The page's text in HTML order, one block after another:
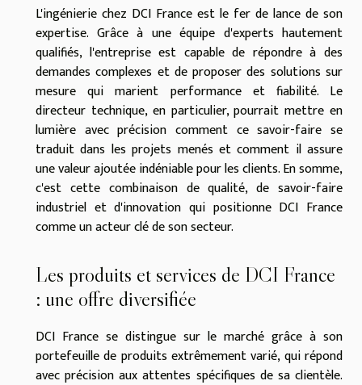
L'ingénierie chez DCI France est le fer de lance de son
expertise. Grâce à une équipe d'experts hautement
qualifiés, l'entreprise est capable de répondre à des
demandes complexes et de proposer des solutions sur
mesure qui marient performance et fiabilité. Le
directeur technique, en particulier, pourrait mettre en
lumière avec précision comment ce savoir-faire se
traduit dans les projets menés et comment il assure
une valeur ajoutée indéniable pour les clients. En somme,
c'est cette combinaison de qualité, de savoir-faire
industriel et d'innovation qui positionne DCI France
comme un acteur clé de son secteur.
Les produits et services de DCI France
: une offre diversifiée
DCI France se distingue sur le marché grâce à son
portefeuille de produits extrêmement varié, qui répond
avec précision aux attentes spécifiques de sa clientèle.